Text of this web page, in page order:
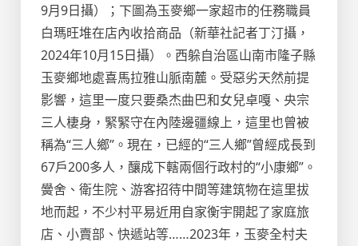
9月9日攝）；下圖為玉麥鄉一家超市的任務職員
白瑪旺堆在店內收拾商品（新華社記者丁汀攝，
2024年10月15日攝）。西躲自治區山南市隆子縣
玉麥鄉地處喜馬拉雅山脈南麓。受惡劣天然前提
影響，這里一度只要桑杰曲巴和女兒卓嘎、央宗
三人棲身，緊緊守在內陸邊疆線上，這里也曾被
稱為“三人鄉”。現在，已經的“三人鄉”曾經成長到
67戶200多人，釀成下轄兩個行政村的“小康鄉”。
黌舍、衛生院、游客招待中間等建筑物在這里拔
地而起，不少村平易近用自家衡宇開起了家庭旅
店、小賣部、快遞站等……2023年，玉麥全村夫